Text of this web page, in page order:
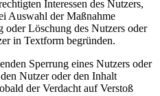
Interessen des Nutzers,
Auswahl der Maßnahme
oder Löschung des Nutzers oder
in Textform begründen.
Sperrung eines Nutzers oder
Nutzer oder den Inhalt
der Verdacht auf Verstoß